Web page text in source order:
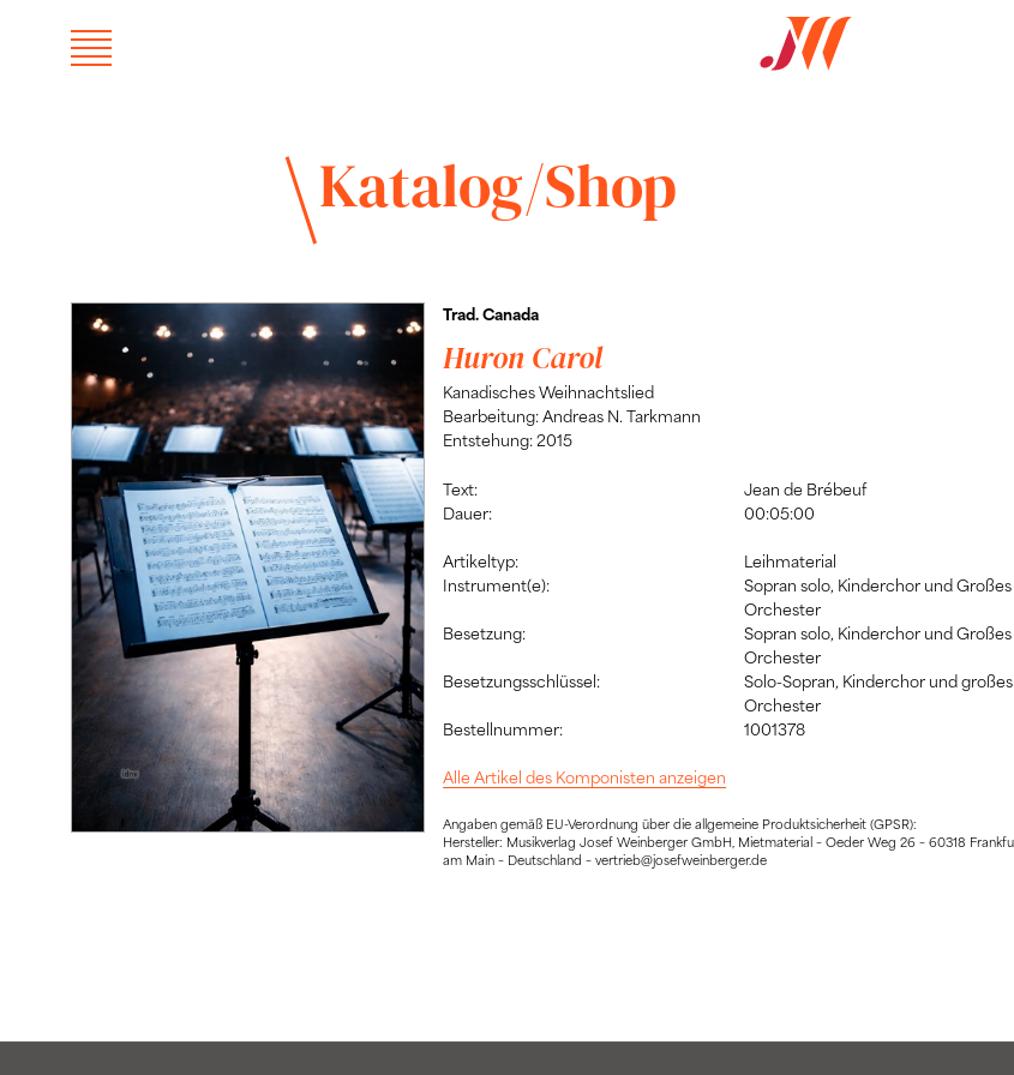
Katalog/Shop
Trad. Canada
Huron Carol
Kanadisches Weihnachtslied
Bearbeitung: Andreas N. Tarkmann
Entstehung: 2015
Text:
Jean de Brébeuf
Dauer:
00:05:00
Artikeltyp:
Leihmaterial
Instrument(e):
Sopran solo, Kinderchor und Großes
Orchester
Besetzung:
Sopran solo, Kinderchor und Großes
Orchester
Besetzungsschlüssel:
Solo-Sopran, Kinderchor und großes
Orchester
Bestellnummer:
1001378
Alle Artikel des Komponisten anzeigen
Angaben gemäß EU-Verordnung über die allgemeine Produktsicherheit (GPSR):
Hersteller: Musikverlag Josef Weinberger GmbH, Mietmaterial – Oeder Weg 26 – 60318
am Main – Deutschland – vertrieb@josefweinberger.de